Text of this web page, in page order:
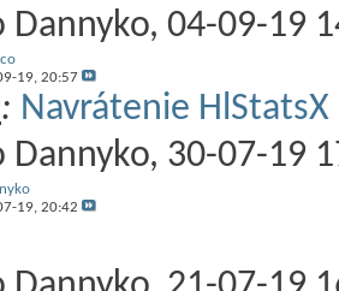
Dannyko‎, 04-09-19
19, 20:57
: Navrátenie HlStatsX
Dannyko‎, 30-07-19
19, 20:42